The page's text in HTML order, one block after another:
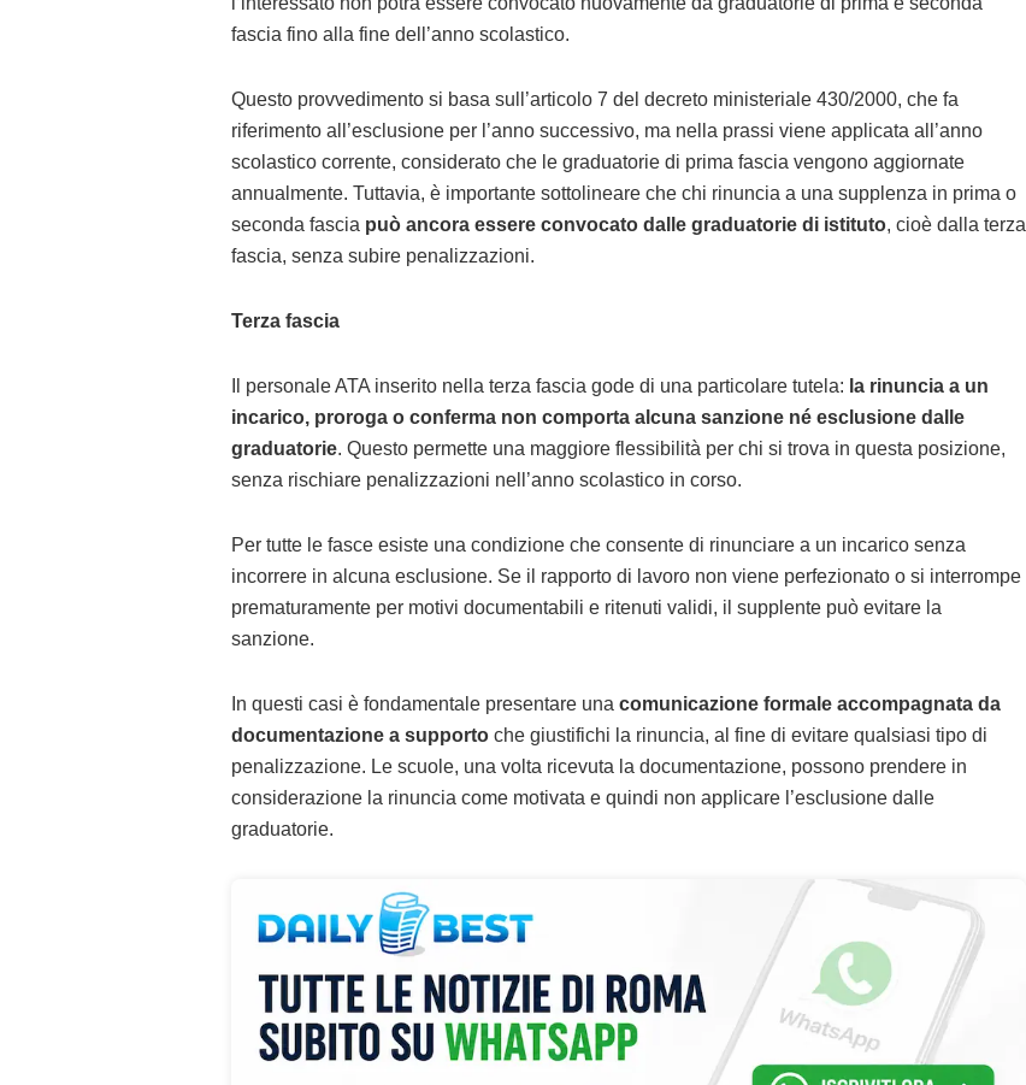
fascia fino alla fine dell’anno scolastico.
Questo provvedimento si basa sull’articolo 7 del decreto ministeriale 430/2000, che fa
riferimento all’esclusione per l’anno successivo, ma nella prassi viene applicata all’anno
scolastico corrente, considerato che le graduatorie di prima fascia vengono aggiornate
annualmente. Tuttavia, è importante sottolineare che chi rinuncia a una supplenza in prima o
seconda fascia può ancora essere convocato dalle graduatorie di istituto, cioè dalla terza
fascia, senza subire penalizzazioni.
Terza fascia
Il personale ATA inserito nella terza fascia gode di una particolare tutela: la rinuncia a un
incarico, proroga o conferma non comporta alcuna sanzione né esclusione dalle
graduatorie. Questo permette una maggiore flessibilità per chi si trova in questa posizione,
senza rischiare penalizzazioni nell’anno scolastico in corso.
Per tutte le fasce esiste una condizione che consente di rinunciare a un incarico senza
incorrere in alcuna esclusione. Se il rapporto di lavoro non viene perfezionato o si interrompe
prematuramente per motivi documentabili e ritenuti validi, il supplente può evitare la
sanzione.
In questi casi è fondamentale presentare una comunicazione formale accompagnata da
documentazione a supporto che giustifichi la rinuncia, al fine di evitare qualsiasi tipo di
penalizzazione. Le scuole, una volta ricevuta la documentazione, possono prendere in
considerazione la rinuncia come motivata e quindi non applicare l’esclusione dalle
graduatorie.